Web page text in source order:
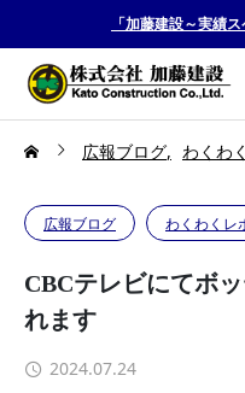
「加藤建設～実績
広報ブログ わくわ
広報ブログ わくわくレ
CBCテレビにてボ
れます
2024.07.24